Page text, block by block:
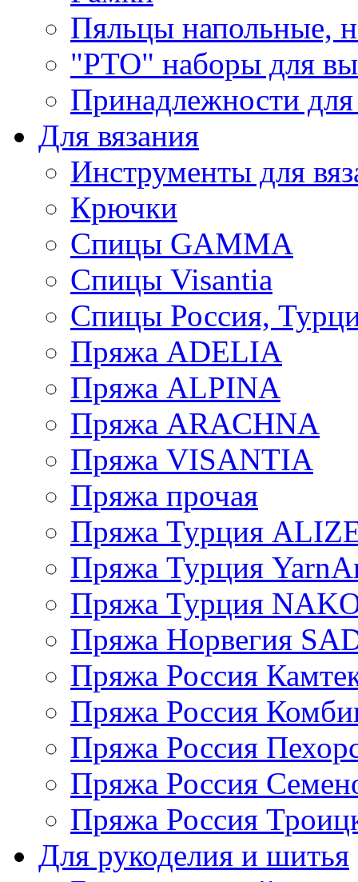
Пяльцы напольные,
"РТО" наборы для
Принадлежности
Для вязания
Инструменты для
Крючки
Спицы GAMMA
Спицы Visantia
Спицы Россия,
Пряжа ADELIA
Пряжа ALPINA
Пряжа ARACHNA
Пряжа VISANTIA
Пряжа прочая
Пряжа Турция
Пряжа Турция
Пряжа Турция
Пряжа Норвегия
Пряжа Россия
Пряжа Россия
Пряжа Россия
Пряжа Россия
Пряжа Россия
Для рукоделия и шитья